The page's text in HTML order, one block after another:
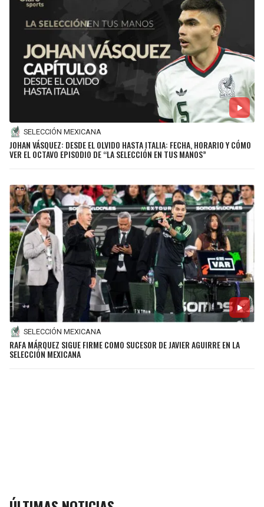
SELECCIÓN MEXICANA
JOHAN VÁSQUEZ: DESDE EL OLVIDO HASTA ITALIA: FECHA, HORARIO Y CÓMO
VER EL OCTAVO EPISODIO DE “LA SELECCIÓN EN TUS MANOS”
SELECCIÓN MEXICANA
RAFA MÁRQUEZ SIGUE FIRME COMO SUCESOR DE JAVIER AGUIRRE EN LA
SELECCIÓN MEXICANA